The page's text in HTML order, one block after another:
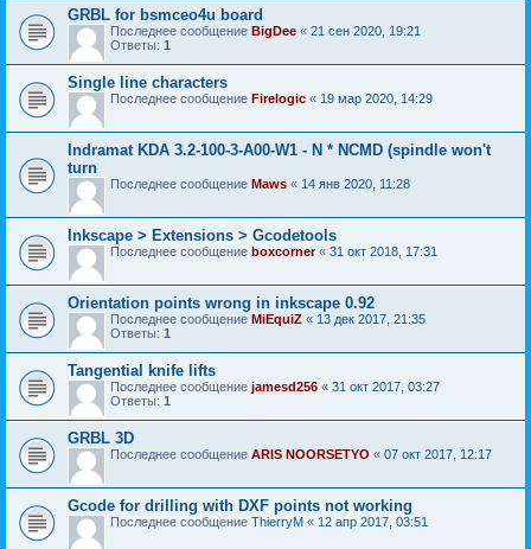
GRBL for bsmceo4u board
Последнее сообщение BigDee « 21 сен 2020, 19:21
Ответы: 1
Single line characters
Последнее сообщение Firelogic « 19 мар 2020, 14:29
Indramat KDA 3.2-100-3-A00-W1 - N * NCMD (spindle won't
turn
Последнее сообщение Maws « 14 янв 2020, 11:28
Inkscape > Extensions > Gcodetools
Последнее сообщение boxcorner« 31 окт 2018, 17:31
Orientation points wrong in inkscape 0.92
Последнее сообщение MiEquiZ « 13 дек 2017, 21:35
Ответы: 1
Tangential knife lifts
Последнее сообщение jamesd256 « 31 окт 2017, 03:27
Ответы: 1
GRBL 3D
Последнее сообщение ARIS NOORSETYO « 07 окт 2017, 12:17
Gcode for drilling with DXF points not working
Последнее сообщение ThierryM « 12 апр 2017, 03:51